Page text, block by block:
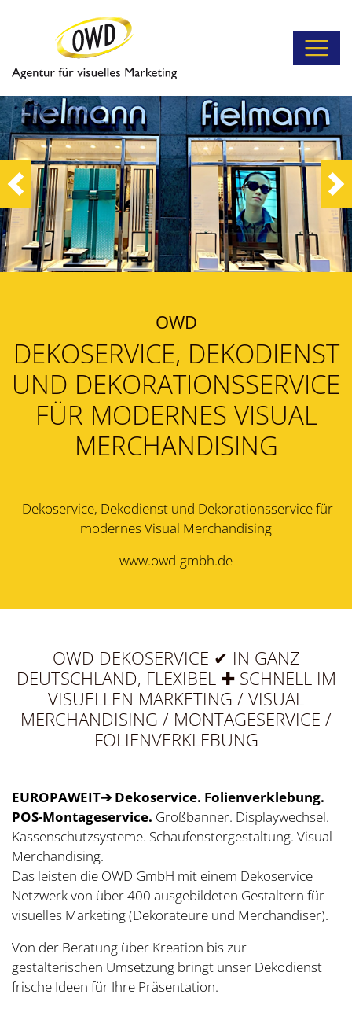
Previous
OWD
DEKOSERVICE, DEKODIENST
UND DEKORATIONSSERVICE
FÜR MODERNES VISUAL
MERCHANDISING
Dekoservice, Dekodienst und Dekorationsservice für
modernes Visual Merchandising
www.owd-gmbh.de
OWD DEKOSERVICE ✔ IN GANZ
DEUTSCHLAND, FLEXIBEL ✚ SCHNELL IM
VISUELLEN MARKETING / VISUAL
MERCHANDISING / MONTAGESERVICE /
FOLIENVERKLEBUNG
EUROPAWEIT➔ Dekoservice. Folienverklebung.
POS-Montageservice. Großbanner. Displaywechsel.
Kassenschutzsysteme. Schaufenstergestaltung. Visual
Merchandising.
Das leisten die OWD GmbH mit einem Dekoservice
Netzwerk von über 400 ausgebildeten Gestaltern für
visuelles Marketing (Dekorateure und Merchandiser).
Von der Beratung über Kreation bis zur
gestalterischen Umsetzung bringt unser Dekodienst
frische Ideen für Ihre Präsentation.